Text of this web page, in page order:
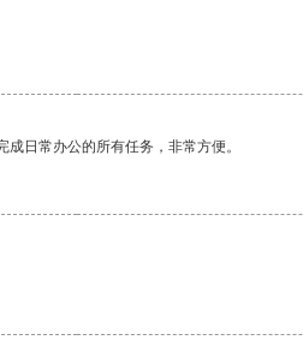
日常办公的所有任务，非常方便。